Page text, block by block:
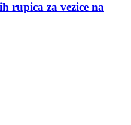
rupica za vezice na